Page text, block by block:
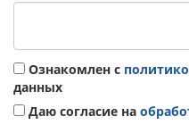
Ознакомлен с
данных
Даю согласие на